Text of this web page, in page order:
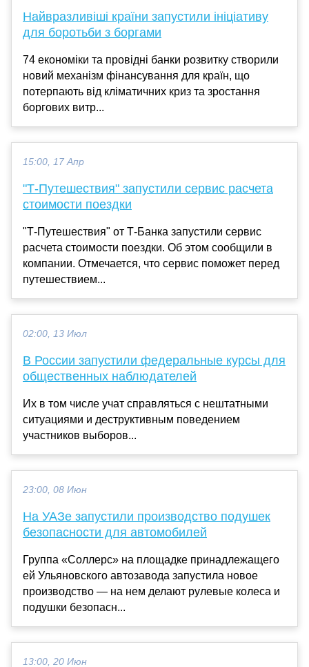
Найвразливіші країни запустили ініціативу
для боротьби з боргами
74 економіки та провідні банки розвитку створили
новий механізм фінансування для країн, що
потерпають від кліматичних криз та зростання
боргових витр...
15:00, 17 Апр
"Т-Путешествия" запустили сервис расчета
стоимости поездки
"Т-Путешествия" от Т-Банка запустили сервис
расчета стоимости поездки. Об этом сообщили в
компании. Отмечается, что сервис поможет перед
путешествием...
02:00, 13 Июл
В России запустили федеральные курсы для
общественных наблюдателей
Их в том числе учат справляться с нештатными
ситуациями и деструктивным поведением
участников выборов...
23:00, 08 Июн
На УАЗе запустили производство подушек
безопасности для автомобилей
Группа «Соллерс» на площадке принадлежащего
ей Ульяновского автозавода запустила новое
производство — на нем делают рулевые колеса и
подушки безопасн...
13:00, 20 Июн